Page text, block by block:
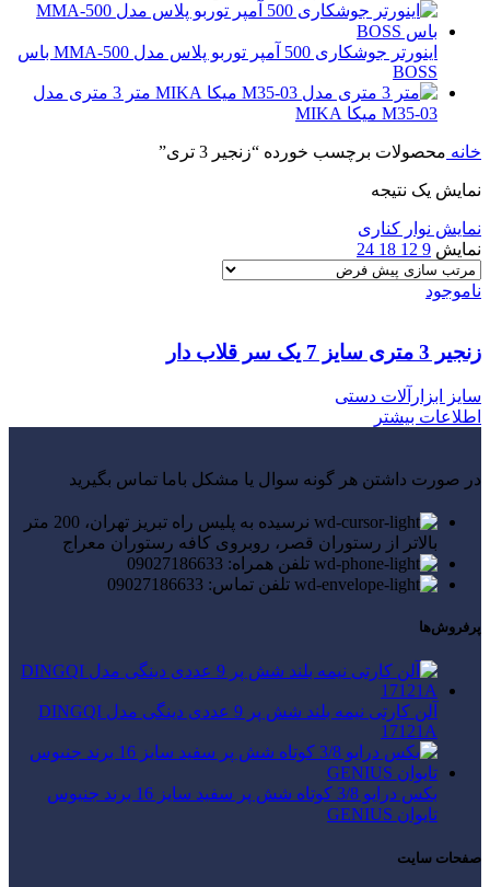
اینورتر جوشکاری 500 آمپر توربو پلاس مدل MMA-500 باس
BOSS
متر 3 متری مدل
M35-03 میکا MIKA
خانه محصولات برچسب خورده “زنجیر 3 تری”
نمایش یک نتیجه
نمایش نوار کناری
نمایش 9
12
18
24
ناموجود
زنجیر 3 متری سایز 7 یک سر قلاب دار
سایز ابزارآلات دستی
اطلاعات بیشتر
در صورت داشتن هر گونه سوال یا مشکل باما تماس بگیرید
نرسیده به پلیس راه تبریز تهران، 200 متر
بالاتر از رستوران قصر، روبروی کافه رستوران معراج
تلفن همراه: 09027186633
تلفن تماس: 09027186633
پرفروش‌ها
آلن کارتی نیمه بلند شش پر 9 عددی دینگی مدل DINGQI
17121A
بکس درایو 3/8 کوتاه شش پر سفید سایز 16 برند جنیوس
تایوان GENIUS
صفحات سایت